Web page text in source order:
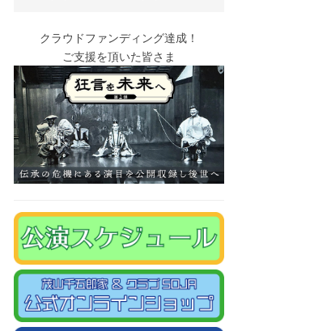
クラウドファンディング達成！
ご支援を頂いた皆さま